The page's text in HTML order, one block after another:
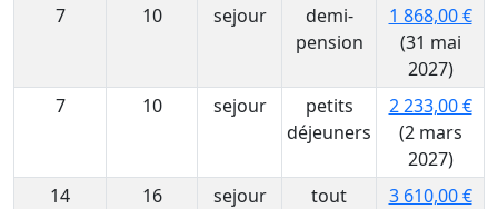
7
10 sejour
demi-
pension
1 868,00 €
(31 mai
2027)
7
10 sejour
petits
déjeuners
2 233,00 €
(2 mars
2027)
14
16 sejour
tout
3 610,00 €